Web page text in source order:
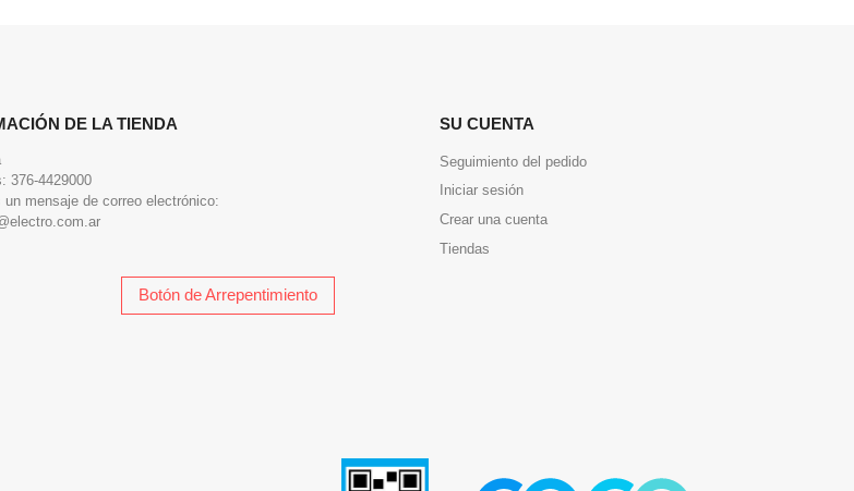
DE LA TIENDA
376-4429000
un mensaje de correo electrónico:
SU CUENTA
Seguimiento del pedido
Iniciar sesión
Crear una cuenta
Tiendas
Botón de Arrepentimiento